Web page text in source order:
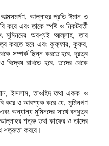
আল্লাহর প্রতি ঈমান ও
এবং তাকে স্পষ্ট ও নিকটবর্তী
মুমিনদের অবশ্যই আল্লাহ, তার
করতে হবে এবং কুফ্ফার, কুফর,
সম্পর্ক ছিন্ন করতে হবে, দূরত্ব
রাখতে হবে, তাদের থেকে
ইসলাম, তাওহিদ তথা একক ও
করে ও আবশ্যক করে যে, মুমিনগণ
অন্যান্য মুমিনদের সাথে বন্ধুত্ব
শত্রু তথা কাফের ও তাদের
শত্রুতা করবে।